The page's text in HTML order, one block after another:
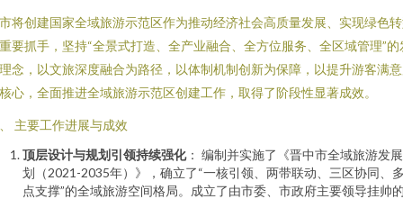
将创建国家全域旅游示范区作为推动经济社会高质量发展、实现绿色
要抓手，坚持“全景式打造、全产业融合、全方位服务、全区域管理”的
念，以文旅深度融合为路径，以体制机制创新为保障，以提升游客满
心，全面推进全域旅游示范区创建工作，取得了阶段性显著成效。
主要工作进展与成效
顶层设计与规划引领持续强化： 编制并实施了《晋中市全域旅游发
划（2021-2035年）》，确立了“一核引领、两带联动、三区协同、
点支撑”的全域旅游空间格局。成立了由市委、市政府主要领导挂帅